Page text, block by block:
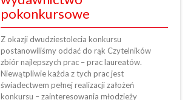
pokonkursowe
Z okazji dwudziestolecia konkursu
postanowiliśmy oddać do rąk Czytelników
zbiór najlepszych prac – prac laureatów.
Niewątpliwie każda z tych prac jest
świadectwem pełnej realizacji założeń
konkursu – zainteresowania młodzieży